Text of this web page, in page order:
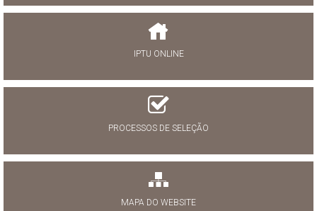
IPTU ONLINE
PROCESSOS DE SELEÇÃO
MAPA DO WEBSITE